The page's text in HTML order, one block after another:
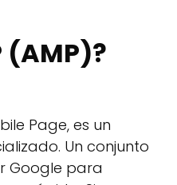
(AMP)?
Page, es un
Un conjunto
Google para